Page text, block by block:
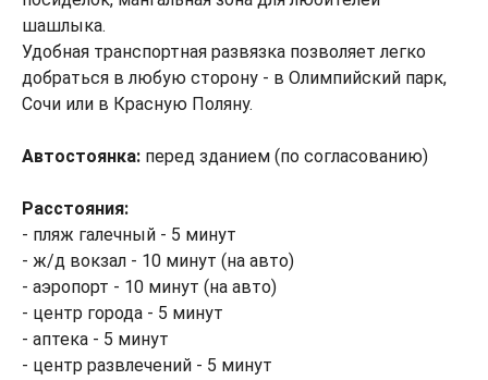
шашлыка.
Удобная транспортная развязка позволяет легко
добраться в любую сторону - в Олимпийский парк,
Сочи или в Красную Поляну.
Автостоянка: перед зданием (по согласованию)
Расстояния:
- пляж галечный - 5 минут
- ж/д вокзал - 10 минут (на авто)
- аэропорт - 10 минут (на авто)
- центр города - 5 минут
- аптека - 5 минут
- центр развлечений - 5 минут